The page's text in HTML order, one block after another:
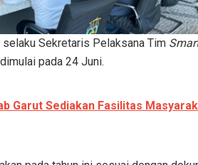
Sekretaris Pelaksana Tim
pada 24 Juni.
Garut Sediakan Fasilitas